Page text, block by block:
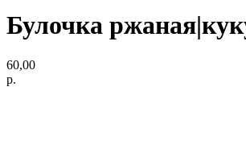
Булочка
60,00
р.